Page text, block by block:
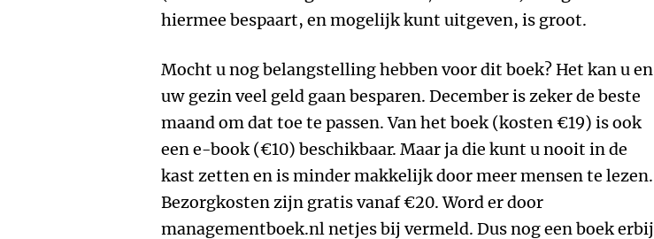
hiermee bespaart, en mogelijk kunt uitgeven, is groot.
Mocht u nog belangstelling hebben voor dit boek? Het kan u en
uw gezin veel geld gaan besparen. December is zeker de beste
maand om dat toe te passen. Van het boek (kosten €19) is ook
een e-book (€10) beschikbaar. Maar ja die kunt u nooit in de
kast zetten en is minder makkelijk door meer mensen te lezen.
Bezorgkosten zijn gratis vanaf €20. Word er door
managementboek.nl netjes bij vermeld. Dus nog een boek erbij